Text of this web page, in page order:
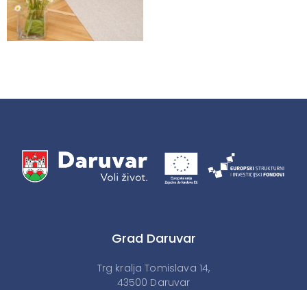
Grad Daruvar
Trg kralja Tomislava 14,
43500 Daruvar